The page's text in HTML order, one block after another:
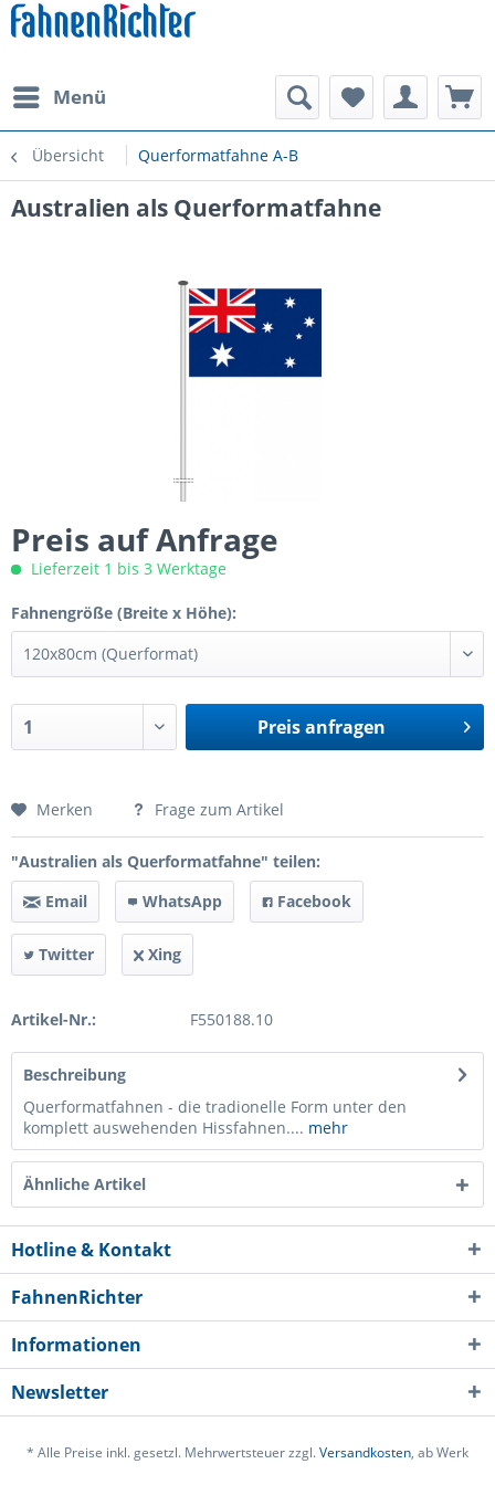
Menü
Übersicht Querformatfahne A-B
Australien als Querformatfahne
Preis auf Anfrage
Lieferzeit 1 bis 3 Werktage
Fahnengröße (Breite x Höhe):
Preis anfragen
Preis anfragen
Merken Frage zum Artikel
"Australien als Querformatfahne" teilen:
Email
WhatsApp Facebook
Twitter Xing
Artikel-Nr.: F550188.10
Beschreibung
Querformatfahnen - die tradionelle Form unter den
komplett auswehenden Hissfahnen.... mehr
Ähnliche Artikel
Hotline & Kontakt
FahnenRichter
Informationen
Newsletter
* Alle Preise inkl. gesetzl. Mehrwertsteuer zzgl.Versandkosten, ab Werk